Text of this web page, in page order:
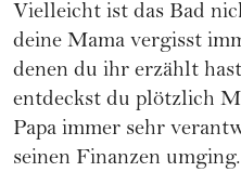
Vielleicht ist das Bad
deine Mama vergisst
denen du ihr erzählt
entdeckst du plötzlich
Papa immer sehr
seinen Finanzen